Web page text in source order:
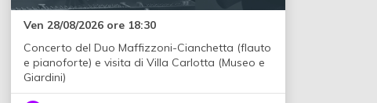
Ven 28/08/2026 ore 18:30
Concerto del Duo Maffizzoni-Cianchetta (flauto
e pianoforte) e visita di Villa Carlotta (Museo e
Giardini)